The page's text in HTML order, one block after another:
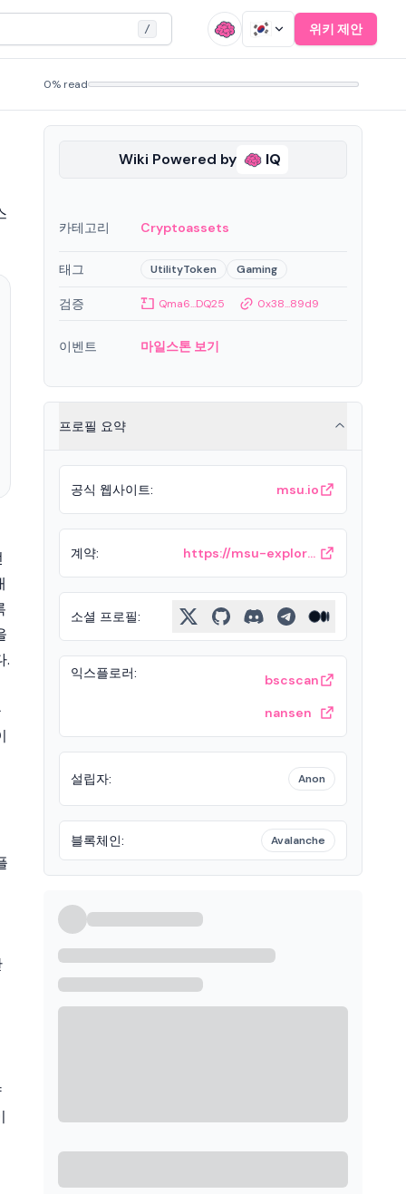
/ 위키 제안
0% read
.
Wiki Powered by IQ
카테고리 Cryptoassets
태그 UtilityToken Gaming
검증 Qma6...DQ25 0x38...89d9
이벤트 마일스톤 보기
프로필 요약
공식 웹사이트: msu.io
계약: https://msu-explorer.xangle.io/
소셜 프로필:
익스플로러:
bscscan
nansen
설립자: Anon
블록체인: Avalanche